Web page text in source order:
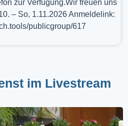
zur Verfügung.Wir freuen uns
– So, 1.11.2026 Anmeldelink:
publicgroup/617
im Livestream